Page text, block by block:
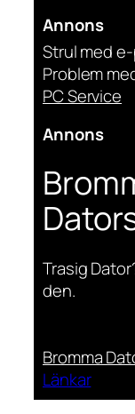
Annons
Strul med
Problem
PC Service
Annons
Trasig
den.
Bromma
Länkar